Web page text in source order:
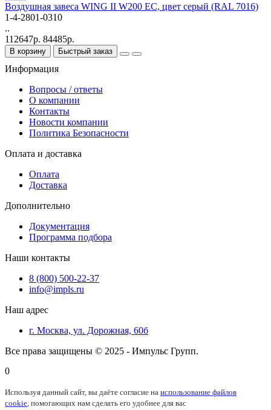
Bоздушная завеса WING II W200 EC, цвет серый (RAL 7016)
1-4-2801-0310
..
112647р. 84485р.
В корзину Быстрый заказ
Информация
Вопросы / ответы
О компании
Контакты
Новости компании
Политика Безопасности
Оплата и доставка
Оплата
Доставка
Дополнительно
Документация
Программа подбора
Наши контакты
8 (800) 500-22-37
info@impls.ru
Наш адрес
г. Москва, ул. Дорожная, 60б
Все права защищены © 2025 - Импульс Групп.
0
Используя данный сайт, вы даёте согласие на использование файлов
cookie , помогающих нам сделать его удобнее для вас